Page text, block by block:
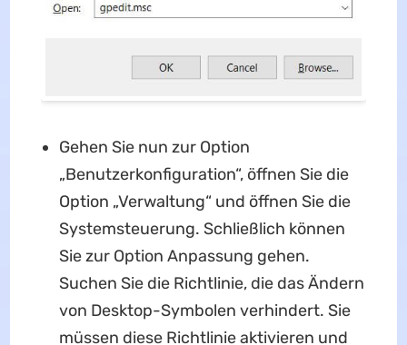
Gehen Sie nun zur Option
„Benutzerkonfiguration“, öffnen Sie die
Option „Verwaltung“ und öffnen Sie die
Systemsteuerung. Schließlich können
Sie zur Option Anpassung gehen.
Suchen Sie die Richtlinie, die das Ändern
von Desktop-Symbolen verhindert. Sie
müssen diese Richtlinie aktivieren und